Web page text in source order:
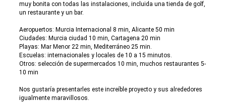
muy bonita con todas las instalaciones, incluida una tienda de golf,
un restaurante y un bar.
Aeropuertos: Murcia Internacional 8 min, Alicante 50 min
Ciudades: Murcia ciudad 10 min, Cartagena 20 min
Playas: Mar Menor 22 min, Mediterráneo 25 min.
Escuelas: internacionales y locales de 10 a 15 minutos.
Otros: selección de supermercados 10 min, muchos restaurantes 5-
10 min
Nos gustaría presentarles este increíble proyecto y sus alrededores
igualmente maravillosos.